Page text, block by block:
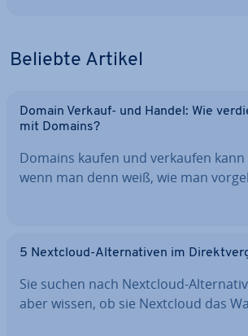
Beliebte Artikel
Domain Verkauf- und Handel: Wie
mit Domains?
Domains kaufen und verkaufen
wenn man denn weiß, wie man
5 Nextcloud-Al­ter­na­ti­ven im
Sie suchen nach Nextcloud-
aber wissen, ob sie Nextcloud das